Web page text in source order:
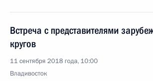
Встреча с представителями
кругов
11 сентября 2018 года, 10:00
Владивосток